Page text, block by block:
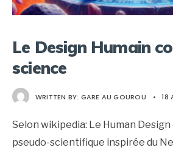
Le Design Humain
science
WRITTEN BY: GARE AU GOUROU • 18
Selon wikipedia: Le Human
pseudo-scientifique inspirée du